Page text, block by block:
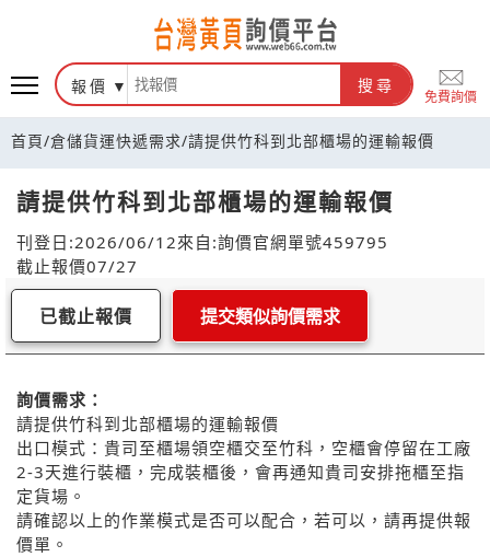
報價 搜尋
免費詢價
首頁/倉儲貨運快遞需求/請提供竹科到北部櫃場的運輸報價
請提供竹科到北部櫃場的運輸報價
刊登日:2026/06/12來自:詢價官網單號459795
截止報價07/27
已截止報價 提交類似詢價需求
詢價需求：
請提供竹科到北部櫃場的運輸報價
出口模式：貴司至櫃場領空櫃交至竹科，空櫃會停留在工廠
2-3天進行裝櫃，完成裝櫃後，會再通知貴司安排拖櫃至指
定貨場。
請確認以上的作業模式是否可以配合，若可以，請再提供報
價單。